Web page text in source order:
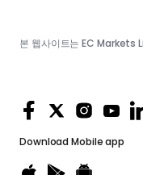
Download Mobile app
본 웹사이트는 EC